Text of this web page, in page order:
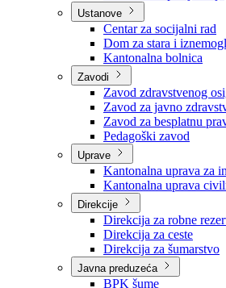
Služba za odnose s
Služba za zajedničke
Služba za zapošljavanje
Ustanove
Centar za socijalni rad
Dom za stara i
Kantonalna bolnica
Zavodi
Zavod zdravstvenog
Zavod za javno
Zavod za besplatnu
Pedagoški zavod
Uprave
Kantonalna uprava za
Kantonalna uprava
Direkcije
Direkcija za robne
Direkcija za ceste